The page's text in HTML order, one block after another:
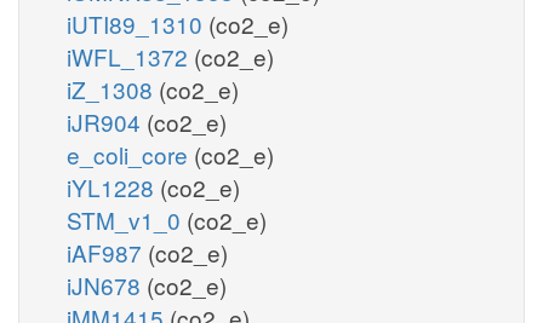
iUTI89_1310 (co2_e)
iWFL_1372 (co2_e)
iZ_1308 (co2_e)
iJR904 (co2_e)
e_coli_core (co2_e)
iYL1228 (co2_e)
STM_v1_0 (co2_e)
iAF987 (co2_e)
iJN678 (co2_e)